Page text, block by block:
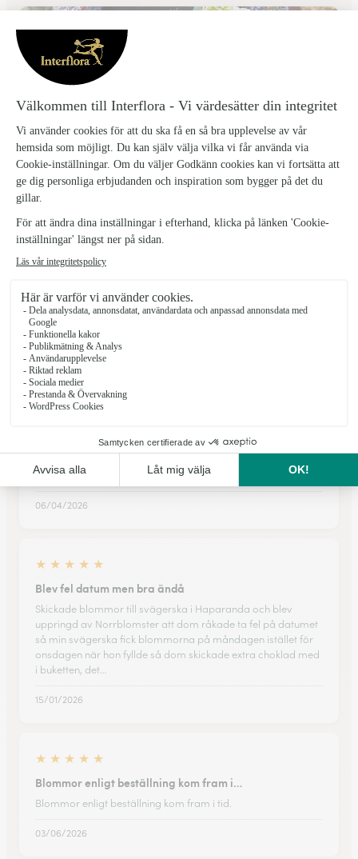
Blomstergården Åsa & Anna
Smålandsstenar
★★★★★ 4.8 (47)
Norra Nissastigen 2 B
Se butiken
De har fått blommor eller växter
levererade i Bredaryd
★ ★ ★ ★ ★
Skickar ofta blommor
blommorna
06/04/2026
★ ★ ★ ★ ★
Blev fel datum men bra ändå
Skickade blommor till svägerska i Haparanda och blev
uppringd av Norrblomster att dom råkade ta fel på datumet
så min svägerska fick blommorna på måndagen istället för
onsdagen när hon fyllde så dom skickade extra choklad med
i buketten, det…
15/01/2026
★ ★ ★ ★ ★
Blommor enligt beställning kom fram i…
Blommor enligt beställning kom fram i tid.
03/06/2026